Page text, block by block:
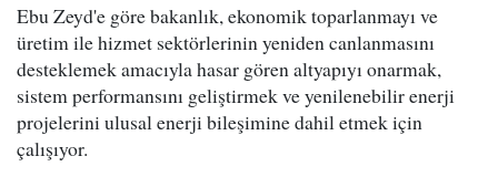
Ebu Zeyd'e göre bakanlık, ekonomik toparlanmayı ve
üretim ile hizmet sektörlerinin yeniden canlanmasını
desteklemek amacıyla hasar gören altyapıyı onarmak,
sistem performansını geliştirmek ve yenilenebilir enerji
projelerini ulusal enerji bileşimine dahil etmek için
çalışıyor.